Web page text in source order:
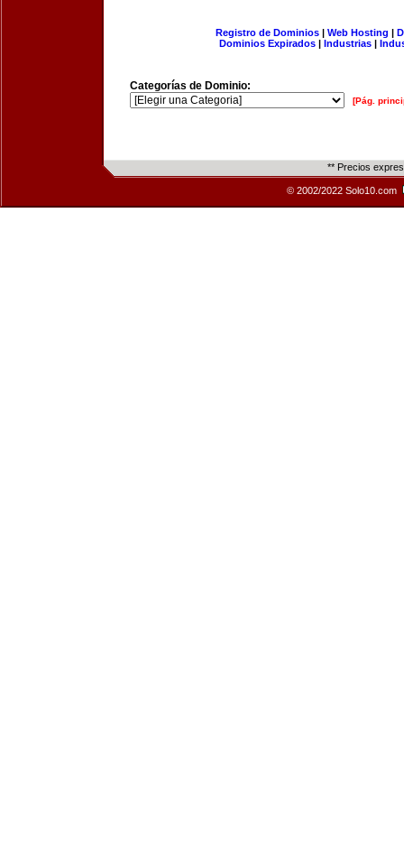
Registro de Dominios| Web Hosting |
Dominios Expirados | Industrias |
Categorías de Dominio:
[Pág.
** Precios
© 2002/2022 Solo10.com